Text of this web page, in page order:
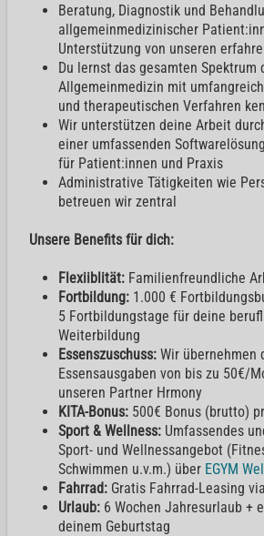
Beratung, Diagnostik und
allgemeinmedizinischer
Unterstützung von unseren
Du lernst das gesamten Spektrum
Allgemeinmedizin mit
und therapeutischen Verfahren
Wir unterstützen deine Arbeit
einer umfassenden
für Patient:innen und Praxis
Administrative Tätigkeiten wie
betreuen wir zentral
Unsere Benefits für dich:
Flexiiblität: Familienfreundliche
Fortbildung: 1.000 €
5 Fortbildungstage für deine
Weiterbildung
Essenszuschuss: Wir übernehmen
Essensausgaben von bis zu 50€/
unseren Partner Hrmony
KITA-Bonus: 500€ Bonus (brutto)
Sport & Wellness: Umfassendes
Sport- und Wellnessangebot
Schwimmen u.v.m.) über EGYM
Fahrrad: Gratis Fahrrad-Leasing
Urlaub: 6 Wochen Jahresurlaub +
deinem Geburtstag